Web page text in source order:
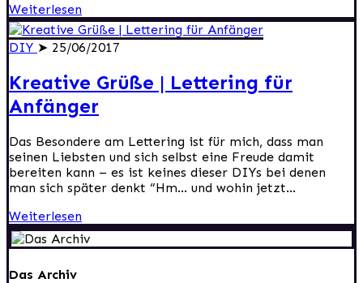
Weiterlesen
DIY ➤ 25/06/2017
Kreative Grüße | Lettering für
Anfänger
Das Besondere am Lettering ist für mich, dass man
seinen Liebsten und sich selbst eine Freude damit
bereiten kann – es ist keines dieser DIYs bei denen
man sich später denkt “Hm… und wohin jetzt...
Weiterlesen
Das Archiv